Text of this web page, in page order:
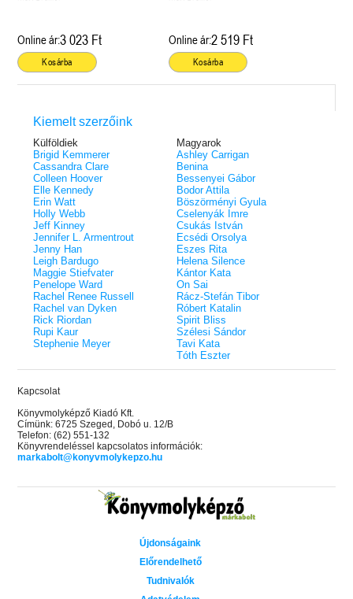
Online ár:3 023 Ft
Kosárba
Online ár:2 519 Ft
Kosárba
Kiemelt szerzőink
Külföldiek
Brigid Kemmerer
Cassandra Clare
Colleen Hoover
Elle Kennedy
Erin Watt
Holly Webb
Jeff Kinney
Jennifer L. Armentrout
Jenny Han
Leigh Bardugo
Maggie Stiefvater
Penelope Ward
Rachel Renee Russell
Rachel van Dyken
Rick Riordan
Rupi Kaur
Stephenie Meyer
Magyarok
Ashley Carrigan
Benina
Bessenyei Gábor
Bodor Attila
Böszörményi Gyula
Cselenyák Imre
Csukás István
Ecsédi Orsolya
Eszes Rita
Helena Silence
Kántor Kata
On Sai
Rácz-Stefán Tibor
Róbert Katalin
Spirit Bliss
Szélesi Sándor
Tavi Kata
Tóth Eszter
Kapcsolat
Könyvmolyképző Kiadó Kft.
Címünk: 6725 Szeged, Dobó u. 12/B
Telefon: (62) 551-132
Könyvrendeléssel kapcsolatos információk:
markabolt@konyvmolykepzo.hu
Újdonságaink
Előrendelhető
Tudnivalók